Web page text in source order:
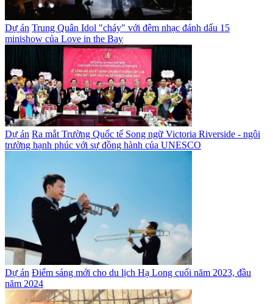
Dự án Trung Quân Idol "cháy" với đêm nhạc đánh dấu 15
minishow của Love in the Bay
Dự án Ra mắt Trường Quốc tế Song ngữ Victoria Riverside - ngôi
trường hạnh phúc với sự đồng hành của UNESCO
Dự án Điểm sáng mới cho du lịch Hạ Long cuối năm 2023, đầu
năm 2024